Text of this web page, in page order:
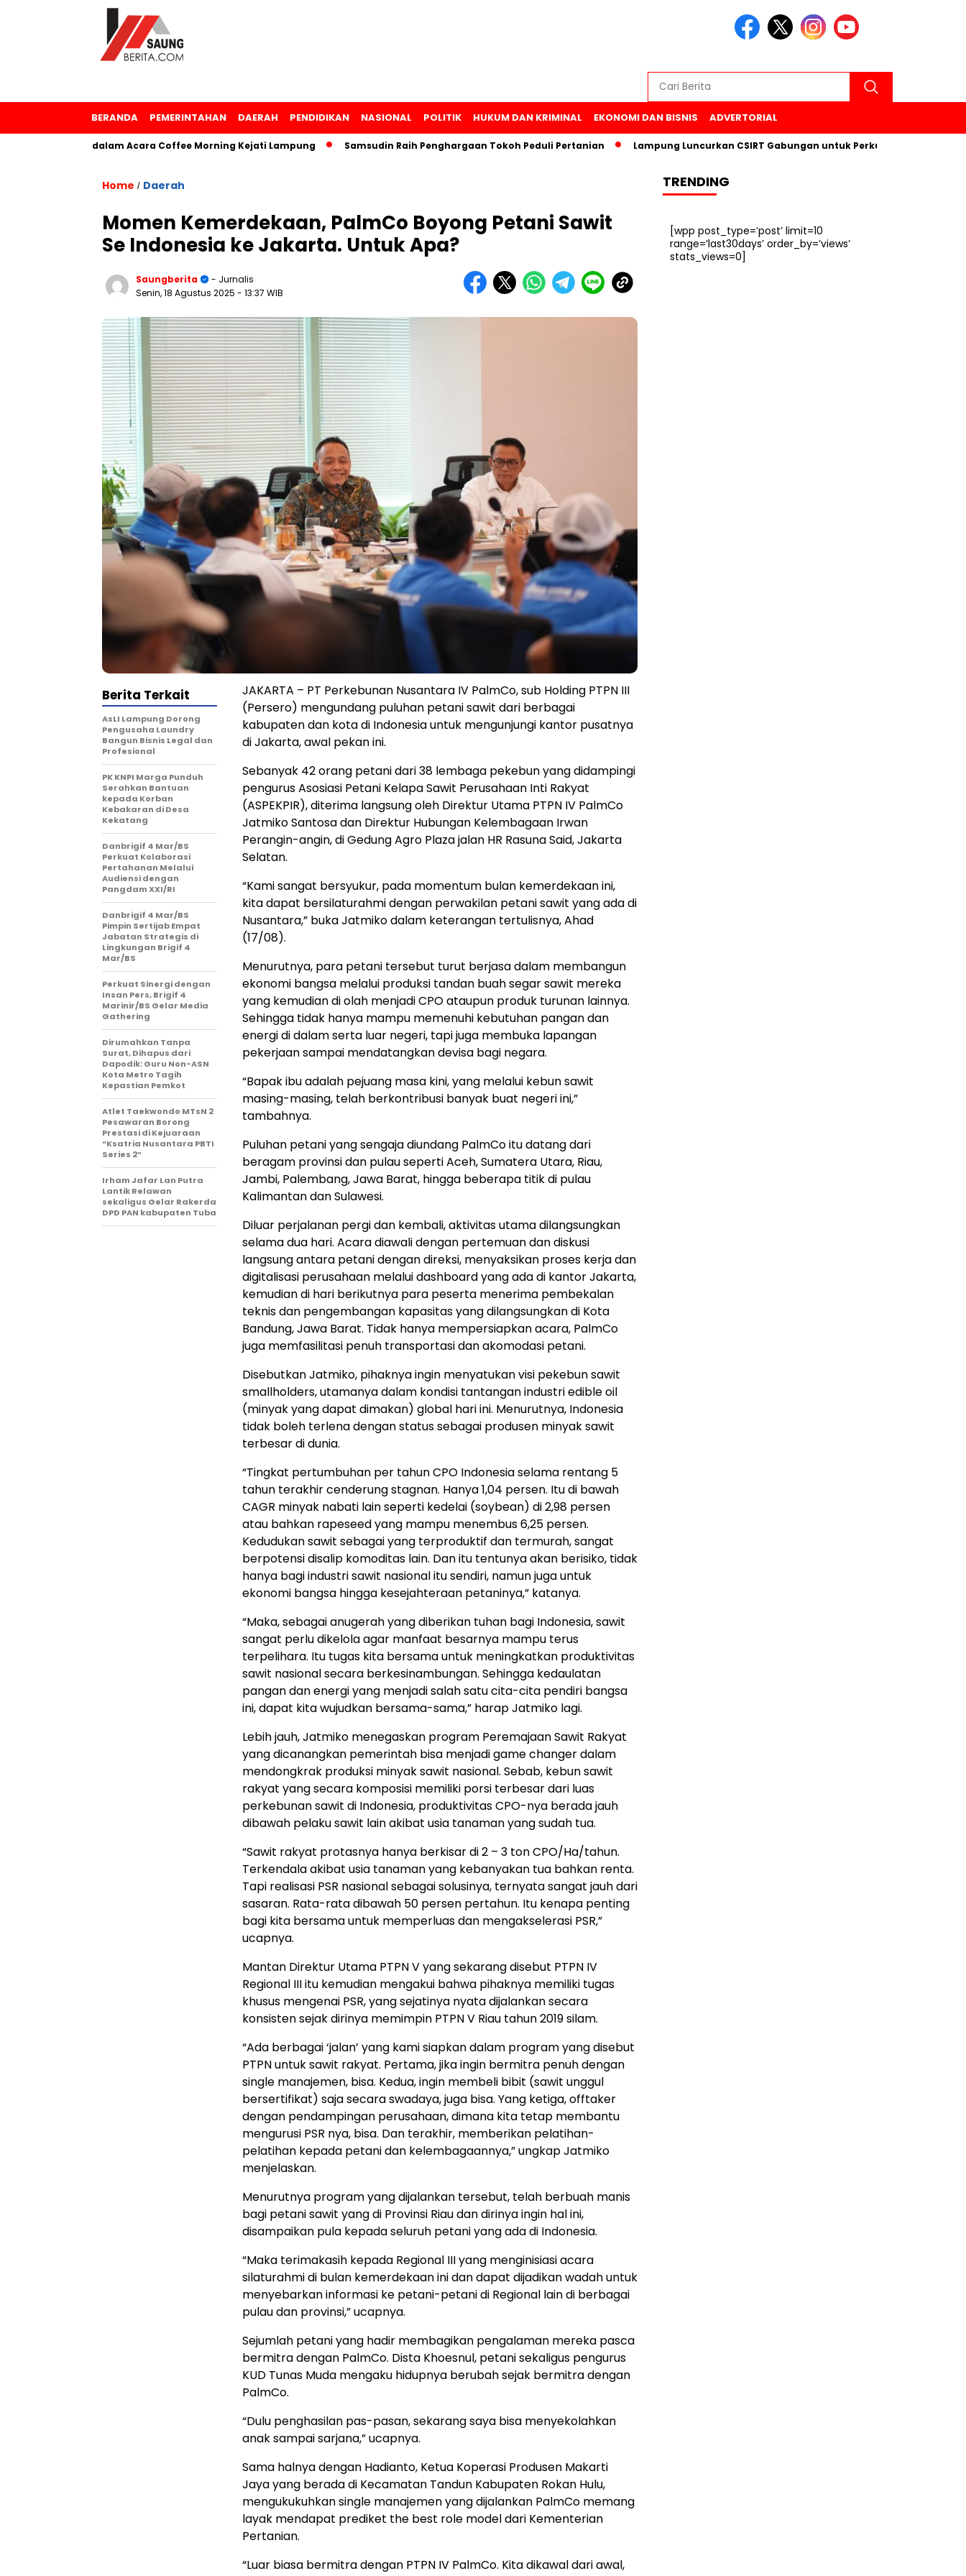
BERANDA PEMERINTAHAN DAERAH PENDIDIKAN NASIONAL POLITIK HUKUM DAN KRIMINAL EKONOMI DAN BISNIS ADVERTORIAL
dalam Acara Coffee Morning Kejati Lampung Samsudin Raih Penghargaan Tokoh Peduli Pertanian Lampung Luncurkan CSIRT Gabungan untuk Perkuat Keamanan Siber di
Home / Daerah
Momen Kemerdekaan, PalmCo Boyong Petani Sawit
Se Indonesia ke Jakarta. Untuk Apa?
Saungberita
- Jurnalis
Senin, 18 Agustus 2025 - 13:37 WIB
JAKARTA – PT Perkebunan Nusantara IV PalmCo, sub Holding PTPN III
(Persero) mengundang puluhan petani sawit dari berbagai
kabupaten dan kota di Indonesia untuk mengunjungi kantor pusatnya
di Jakarta, awal pekan ini.
Sebanyak 42 orang petani dari 38 lembaga pekebun yang didampingi
pengurus Asosiasi Petani Kelapa Sawit Perusahaan Inti Rakyat
(ASPEKPIR), diterima langsung oleh Direktur Utama PTPN IV PalmCo
Jatmiko Santosa dan Direktur Hubungan Kelembagaan Irwan
Perangin-angin, di Gedung Agro Plaza jalan HR Rasuna Said, Jakarta
Selatan.
“Kami sangat bersyukur, pada momentum bulan kemerdekaan ini,
kita dapat bersilaturahmi dengan perwakilan petani sawit yang ada di
Nusantara,” buka Jatmiko dalam keterangan tertulisnya, Ahad
(17/08).
Menurutnya, para petani tersebut turut berjasa dalam membangun
ekonomi bangsa melalui produksi tandan buah segar sawit mereka
yang kemudian di olah menjadi CPO ataupun produk turunan lainnya.
Sehingga tidak hanya mampu memenuhi kebutuhan pangan dan
energi di dalam serta luar negeri, tapi juga membuka lapangan
pekerjaan sampai mendatangkan devisa bagi negara.
“Bapak ibu adalah pejuang masa kini, yang melalui kebun sawit
masing-masing, telah berkontribusi banyak buat negeri ini,”
tambahnya.
Puluhan petani yang sengaja diundang PalmCo itu datang dari
beragam provinsi dan pulau seperti Aceh, Sumatera Utara, Riau,
Jambi, Palembang, Jawa Barat, hingga beberapa titik di pulau
Kalimantan dan Sulawesi.
Diluar perjalanan pergi dan kembali, aktivitas utama dilangsungkan
selama dua hari. Acara diawali dengan pertemuan dan diskusi
langsung antara petani dengan direksi, menyaksikan proses kerja dan
digitalisasi perusahaan melalui dashboard yang ada di kantor Jakarta,
kemudian di hari berikutnya para peserta menerima pembekalan
teknis dan pengembangan kapasitas yang dilangsungkan di Kota
Bandung, Jawa Barat. Tidak hanya mempersiapkan acara, PalmCo
juga memfasilitasi penuh transportasi dan akomodasi petani.
Disebutkan Jatmiko, pihaknya ingin menyatukan visi pekebun sawit
smallholders, utamanya dalam kondisi tantangan industri edible oil
(minyak yang dapat dimakan) global hari ini. Menurutnya, Indonesia
tidak boleh terlena dengan status sebagai produsen minyak sawit
terbesar di dunia.
“Tingkat pertumbuhan per tahun CPO Indonesia selama rentang 5
tahun terakhir cenderung stagnan. Hanya 1,04 persen. Itu di bawah
CAGR minyak nabati lain seperti kedelai (soybean) di 2,98 persen
atau bahkan rapeseed yang mampu menembus 6,25 persen.
Kedudukan sawit sebagai yang terproduktif dan termurah, sangat
berpotensi disalip komoditas lain. Dan itu tentunya akan berisiko, tidak
hanya bagi industri sawit nasional itu sendiri, namun juga untuk
ekonomi bangsa hingga kesejahteraan petaninya,” katanya.
“Maka, sebagai anugerah yang diberikan tuhan bagi Indonesia, sawit
sangat perlu dikelola agar manfaat besarnya mampu terus
terpelihara. Itu tugas kita bersama untuk meningkatkan produktivitas
sawit nasional secara berkesinambungan. Sehingga kedaulatan
pangan dan energi yang menjadi salah satu cita-cita pendiri bangsa
ini, dapat kita wujudkan bersama-sama,” harap Jatmiko lagi.
Lebih jauh, Jatmiko menegaskan program Peremajaan Sawit Rakyat
yang dicanangkan pemerintah bisa menjadi game changer dalam
mendongkrak produksi minyak sawit nasional. Sebab, kebun sawit
rakyat yang secara komposisi memiliki porsi terbesar dari luas
perkebunan sawit di Indonesia, produktivitas CPO-nya berada jauh
dibawah pelaku sawit lain akibat usia tanaman yang sudah tua.
“Sawit rakyat protasnya hanya berkisar di 2 – 3 ton CPO/Ha/tahun.
Terkendala akibat usia tanaman yang kebanyakan tua bahkan renta.
Tapi realisasi PSR nasional sebagai solusinya, ternyata sangat jauh dari
sasaran. Rata-rata dibawah 50 persen pertahun. Itu kenapa penting
bagi kita bersama untuk memperluas dan mengakselerasi PSR,”
ucapnya.
Mantan Direktur Utama PTPN V yang sekarang disebut PTPN IV
Regional III itu kemudian mengakui bahwa pihaknya memiliki tugas
khusus mengenai PSR, yang sejatinya nyata dijalankan secara
konsisten sejak dirinya memimpin PTPN V Riau tahun 2019 silam.
“Ada berbagai ‘jalan’ yang kami siapkan dalam program yang disebut
PTPN untuk sawit rakyat. Pertama, jika ingin bermitra penuh dengan
single manajemen, bisa. Kedua, ingin membeli bibit (sawit unggul
bersertifikat) saja secara swadaya, juga bisa. Yang ketiga, offtaker
dengan pendampingan perusahaan, dimana kita tetap membantu
mengurusi PSR nya, bisa. Dan terakhir, memberikan pelatihan-
pelatihan kepada petani dan kelembagaannya,” ungkap Jatmiko
menjelaskan.
Menurutnya program yang dijalankan tersebut, telah berbuah manis
bagi petani sawit yang di Provinsi Riau dan dirinya ingin hal ini,
disampaikan pula kepada seluruh petani yang ada di Indonesia.
“Maka terimakasih kepada Regional III yang menginisiasi acara
silaturahmi di bulan kemerdekaan ini dan dapat dijadikan wadah untuk
menyebarkan informasi ke petani-petani di Regional lain di berbagai
pulau dan provinsi,” ucapnya.
Sejumlah petani yang hadir membagikan pengalaman mereka pasca
bermitra dengan PalmCo. Dista Khoesnul, petani sekaligus pengurus
KUD Tunas Muda mengaku hidupnya berubah sejak bermitra dengan
PalmCo.
“Dulu penghasilan pas-pasan, sekarang saya bisa menyekolahkan
anak sampai sarjana,” ucapnya.
Sama halnya dengan Hadianto, Ketua Koperasi Produsen Makarti
Jaya yang berada di Kecamatan Tandun Kabupaten Rokan Hulu,
mengukukuhkan single manajemen yang dijalankan PalmCo memang
layak mendapat prediket the best role model dari Kementerian
Pertanian.
“Luar biasa bermitra dengan PTPN IV PalmCo. Kita dikawal dari awal,
Berita Terkait
AsLI Lampung Dorong
Pengusaha Laundry
Bangun Bisnis Legal dan
Profesional
PK KNPI Marga Punduh
Serahkan Bantuan
kepada Korban
Kebakaran di Desa
Kekatang
Danbrigif 4 Mar/BS
Perkuat Kolaborasi
Pertahanan Melalui
Audiensi dengan
Pangdam XXI/RI
Danbrigif 4 Mar/BS
Pimpin Sertijab Empat
Jabatan Strategis di
Lingkungan Brigif 4
Mar/BS
Perkuat Sinergi dengan
Insan Pers, Brigif 4
Marinir/BS Gelar Media
Gathering
Dirumahkan Tanpa
Surat, Dihapus dari
Dapodik: Guru Non-ASN
Kota Metro Tagih
Kepastian Pemkot
Atlet Taekwondo MTsN 2
Pesawaran Borong
Prestasi di Kejuaraan
“Ksatria Nusantara PBTI
Series 2”
Irham Jafar Lan Putra
Lantik Relawan
sekaligus Gelar Rakerda
DPD PAN kabupaten Tuba
TRENDING
[wpp post_type=’post’ limit=10
range=’last30days’ order_by=’views’
stats_views=0]